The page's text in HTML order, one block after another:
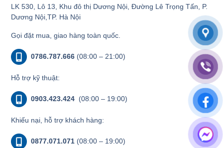
LK 530, Lô 13, Khu đô thị Dương Nội, Đường Lê Trọng Tấn, P.
Dương Nội,TP. Hà Nội
Gọi đặt mua, giao hàng toàn quốc.
0786.787.666 (08:00 – 21:00)
Hỗ trợ kỹ thuật:
0903.423.424 (08:00 – 19:00)
Khiếu nại, hỗ trợ khách hàng:
0877.071.071 (08:00 – 19:00)